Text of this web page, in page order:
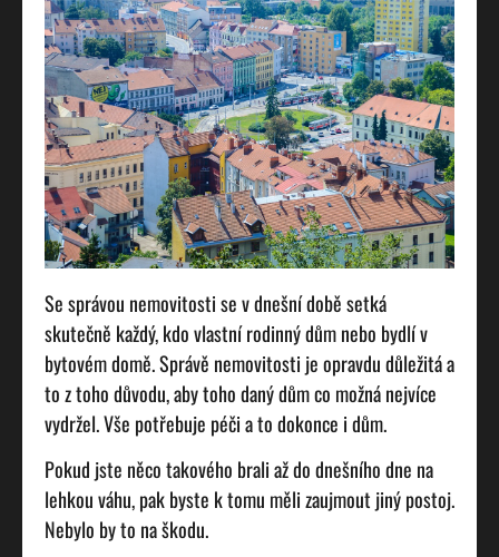
Se správou nemovitosti se v dnešní době setká
skutečně každý, kdo vlastní rodinný dům nebo bydlí v
bytovém domě. Správě nemovitosti je opravdu důležitá a
to z toho důvodu, aby toho daný dům co možná nejvíce
vydržel. Vše potřebuje péči a to dokonce i dům.
Pokud jste něco takového brali až do dnešního dne na
lehkou váhu, pak byste k tomu měli zaujmout jiný postoj.
Nebylo by to na škodu.